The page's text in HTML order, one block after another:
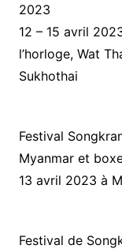
2023
12 – 15 avril
l’horloge, Wat
Sukhothai
Festival
Myanmar et
13 avril 2023 à
Festival de